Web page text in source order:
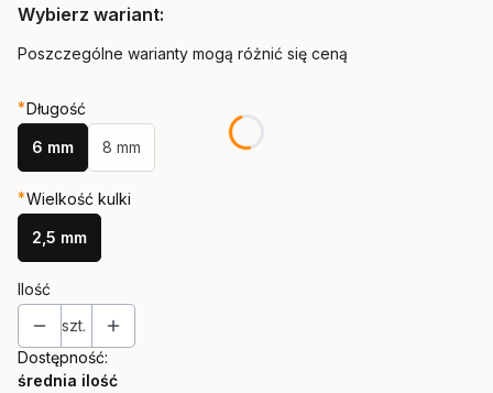
Wybierz wariant:
Poszczególne warianty mogą różnić się ceną
*Długość
6 mm 8 mm
*Wielkość kulki
2,5 mm
Ilość
szt.
Dostępność:
średnia ilość